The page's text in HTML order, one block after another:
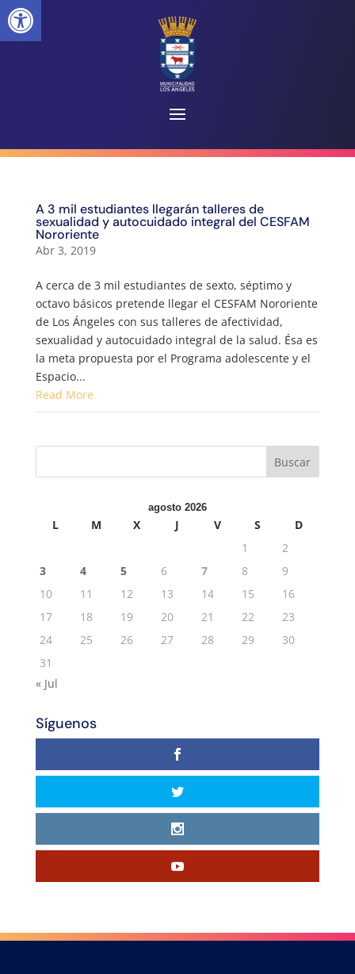
A 3 mil estudiantes llegarán talleres de
sexualidad y autocuidado integral del CESFAM
Nororiente
Abr 3, 2019
A cerca de 3 mil estudiantes de sexto, séptimo y
octavo básicos pretende llegar el CESFAM Nororiente
de Los Ángeles con sus talleres de afectividad,
sexualidad y autocuidado integral de la salud. Ésa es
la meta propuesta por el Programa adolescente y el
Espacio...
Read More
agosto 2026
L M X J V S
D
1
2
3
4 5 6 7 8
9
10
11 12 13 14 15
16
17
18 19 20 21 22
23
24
25 26 27 28 29
30
31
« Jul
Síguenos